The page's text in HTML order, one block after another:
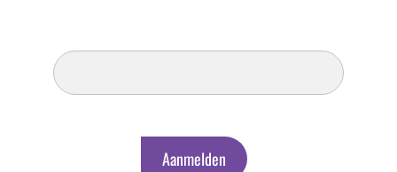
Inschrijven
Nieuwsbrief
Aanmelden